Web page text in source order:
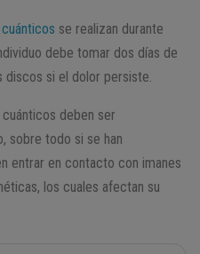
cuánticos se realizan durante
debe tomar dos días de
si el dolor persiste.
deben ser
sobre todo si se han
entrar en contacto con imanes
los cuales afectan su